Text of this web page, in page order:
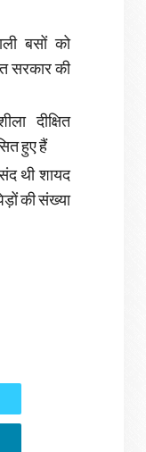
बसों को
सरकार की
दीक्षित
हुए हैं
थी शायद
की संख्या